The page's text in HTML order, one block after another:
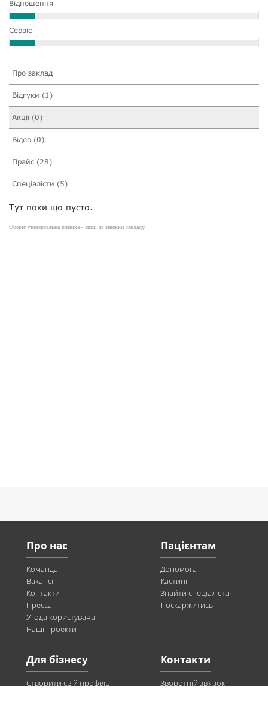
Відношення
Сервіс
Про заклад
Відгуки (1)
Акції (0)
Відео (0)
Прайс (28)
Спеціалісти (5)
Тут поки що пусто.
Оберіг універсальна клініка - акції та знижки закладу.
Про нас
Команда
Вакансії
Контакти
Пресса
Угода користувача
Наші проекти
Пацієнтам
Допомога
Кастинг
Знайти спеціаліста
Поскаржитись
Для бізнесу
Створити свій профіль
Контакти
Зворотній зв’язок